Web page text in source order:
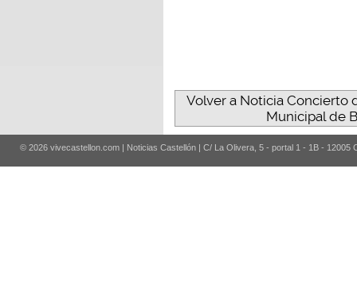
Volver a Noticia Concierto
Municipal de
© 2026 vivecastellon.com | Noticias Castellón | C/ La Olivera, 5 - portal 1 - 1B - 12005